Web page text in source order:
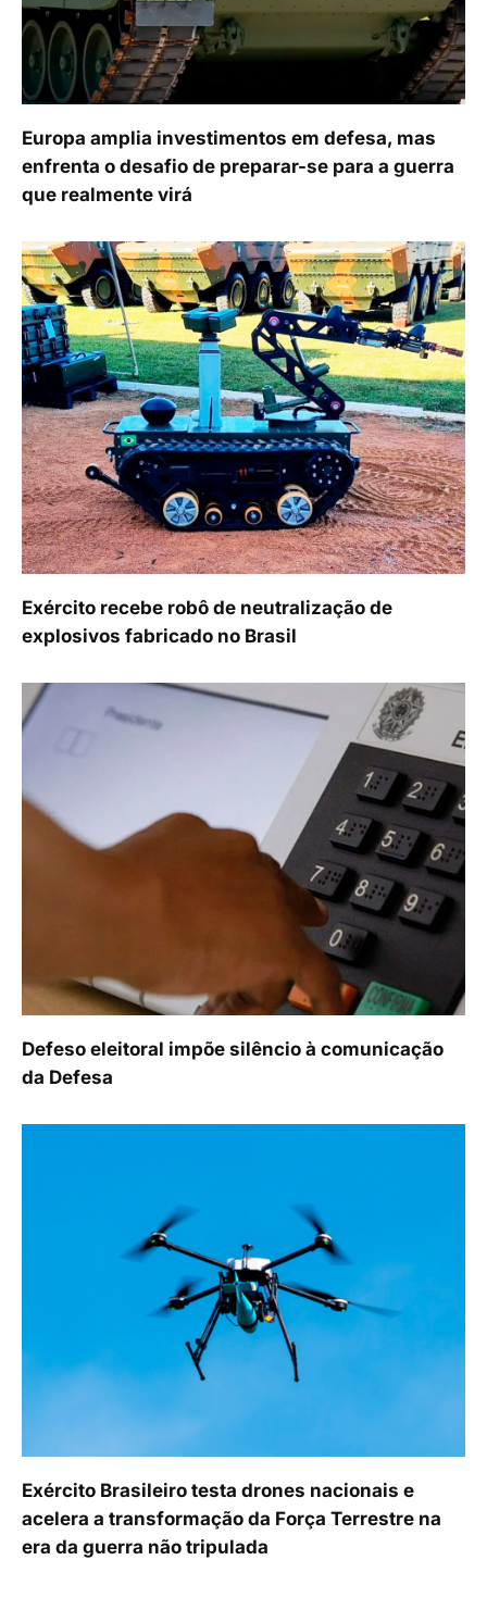
Europa amplia investimentos em defesa, mas
enfrenta o desafio de preparar-se para a guerra
que realmente virá
Exército recebe robô de neutralização de
explosivos fabricado no Brasil
Defeso eleitoral impõe silêncio à comunicação
da Defesa
Exército Brasileiro testa drones nacionais e
acelera a transformação da Força Terrestre na
era da guerra não tripulada